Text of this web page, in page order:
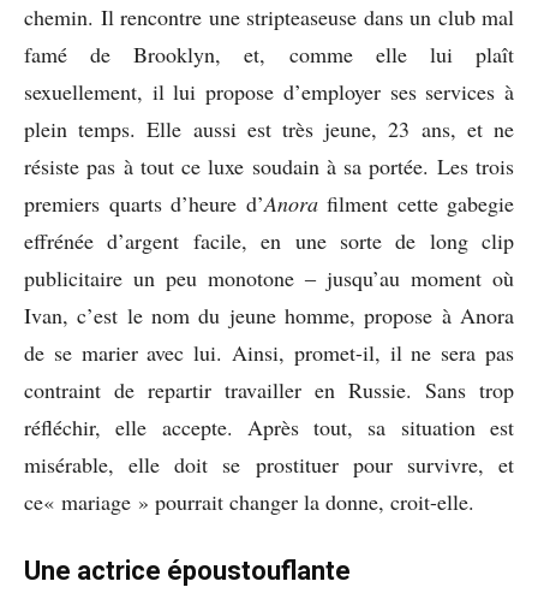
chemin. Il rencontre une stripteaseuse dans un club mal
famé de Brooklyn, et, comme elle lui plaît
sexuellement, il lui propose d’employer ses services à
plein temps. Elle aussi est très jeune, 23 ans, et ne
résiste pas à tout ce luxe soudain à sa portée. Les trois
premiers quarts d’heure d’Anorafilment cette gabegie
effrénée d’argent facile, en une sorte de long clip
publicitaire un peu monotone ‒ jusqu’au moment où
Ivan, c’est le nom du jeune homme, propose à Anora
de se marier avec lui. Ainsi, promet-il, il ne sera pas
contraint de repartir travailler en Russie. Sans trop
réfléchir, elle accepte. Après tout, sa situation est
misérable, elle doit se prostituer pour survivre, et
ce« mariage » pourrait changer la donne, croit-elle.
Une actrice époustouflante